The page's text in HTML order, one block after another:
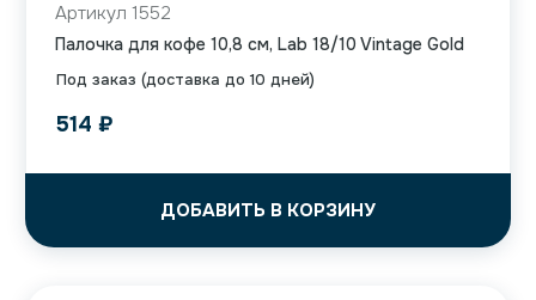
Под заказ (доставка до 10 дней)
Артикул 1552
Палочка для кофе 10,8 см, Lab 18/10 Vintage Gold
514 ₽
ДОБАВИТЬ В КОРЗИНУ